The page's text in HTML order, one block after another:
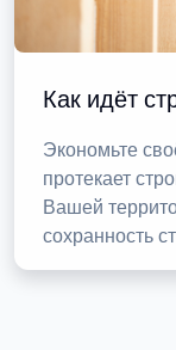
Как идёт
Экономьте
протекает
Вашей
сохранность